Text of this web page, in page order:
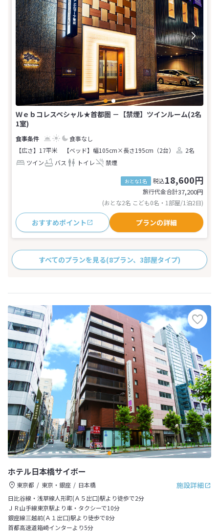
Ｗｅｂコレスペシャル★首都圏 －【禁煙】ツインルーム(2名
1室)
食事なし
【広さ】17平米
【ベッド】幅105cm×長さ195cm（2台）
2名
ツイン
バス トイレ 禁煙
おとな1名 税込18,600円
旅行代金合計37,200円
(おとな2名 こども0名・1部屋/1泊2日)
おすすめポイント プランの詳細
すべてのプランを見る(8プラン、3部屋タイプ)
ホテル日本橋サイボー
施設詳細
東京都 東京・銀座
日本橋
日比谷線・浅草線人形町(Ａ５出口)駅より徒歩で2分
ＪＲ山手線東京駅より車・タクシーで10分
銀座線三越前(Ａ１出口)駅より徒歩で8分
首都高速道箱崎インターより5分